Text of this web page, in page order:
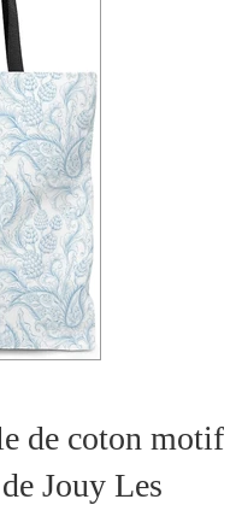
de coton motif
Jouy Les